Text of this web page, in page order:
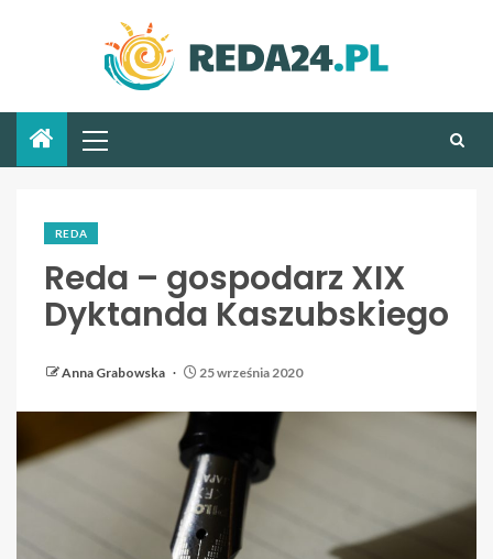
REDA
Reda – gospodarz XIX
Dyktanda Kaszubskiego
Anna Grabowska 25 września 2020